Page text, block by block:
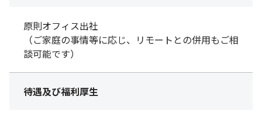
原則オフィス出社
（ご家庭の事情等に応じ、リモートとの併用もご相
談可能です）
待遇及び福利厚生